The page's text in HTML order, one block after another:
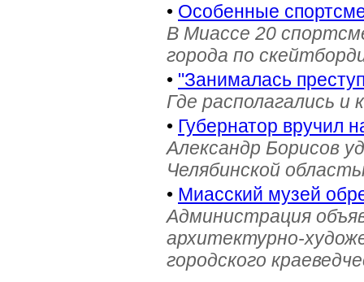
• Особенные
В Миассе 20
города по
• "Занималась
Где располагались и
• Губернатор вручил
Александр Борисов
Челябинской
• Миасский музей
Администрация
архитектурно-
городского